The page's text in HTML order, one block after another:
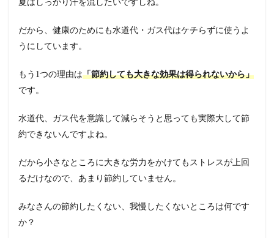
夏はしっかり汗を流したいですしね。
だから、健康のためにも水道代・ガス代はケチらずに使うよ
うにしています。
もう1つの理由は「節約しても大きな効果は得られないから」
です。
水道代、ガス代を意識して減らそうと思っても実際大して節
約できないんですよね。
だから小さなところに大きな労力をかけてもストレスが上回
るだけなので、あまり節約していません。
みなさんの節約したくない、我慢したくないところは何です
か？